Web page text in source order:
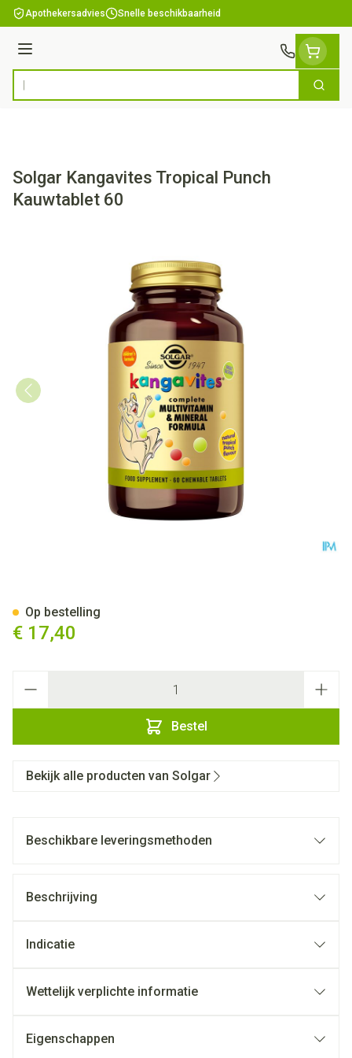
Ga naar de inhoud
Apothekersadvies Snelle beschikbaarheid
Menu
Product, merk, categorie... Zoek
Solgar Kangavites Tropical Punch
Kauwtablet 60
€ 17,40
Bestel
Op bestelling
Bekijk alle producten van Solgar
Beschikbare leveringsmethoden
Beschrijving
Indicatie
Wettelijk verplichte informatie
Eigenschappen